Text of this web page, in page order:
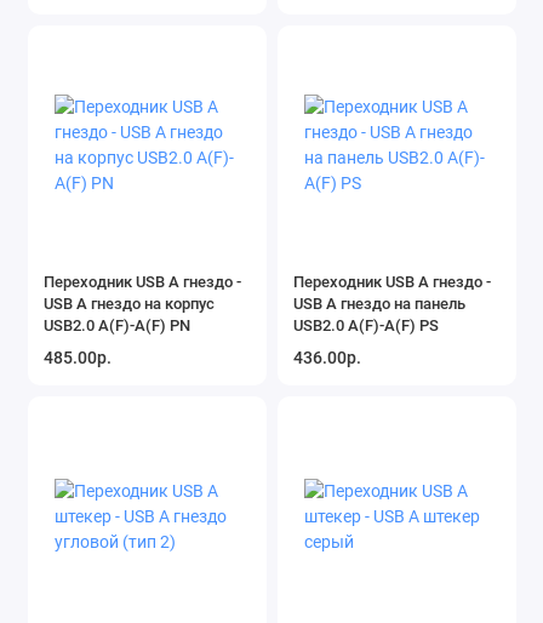
Переходник USB A гнездо -
USB A гнездо на корпус
USB2.0 A(F)-A(F) PN
485.00р.
Переходник USB A гнездо -
USB A гнездо на панель
USB2.0 A(F)-A(F) PS
436.00р.